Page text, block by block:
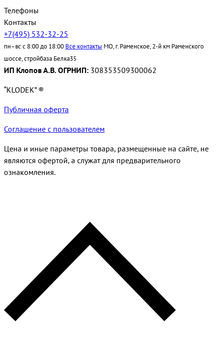
Телефоны
Контакты
+7(495) 532-32-25
пн–вс с 8:00 до 18:00 Все контакты МО, г. Раменское, 2-й км Раменского
шоссе, стройбаза Белка35
ИП Клопов А.В. ОГРНИП: 308353509300062
“KLODEK” ®
Публичная оферта
Соглашение с пользователем
Цена и иные параметры товара, размещенные на сайте, не
являются офертой, а служат для предварительного
ознакомления.